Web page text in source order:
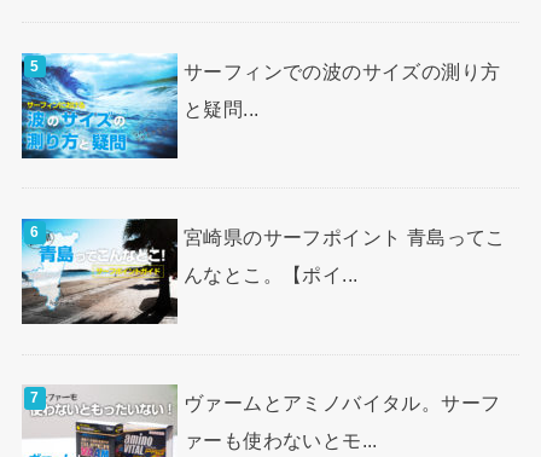
サーフィンでの波のサイズの測り方
と疑問...
宮崎県のサーフポイント 青島ってこ
んなとこ。【ポイ...
ヴァームとアミノバイタル。サーフ
ァーも使わないとモ...